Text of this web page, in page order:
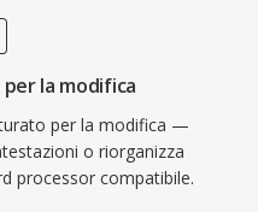
la modifica
per la modifica —
o riorganizza
processor compatibile.